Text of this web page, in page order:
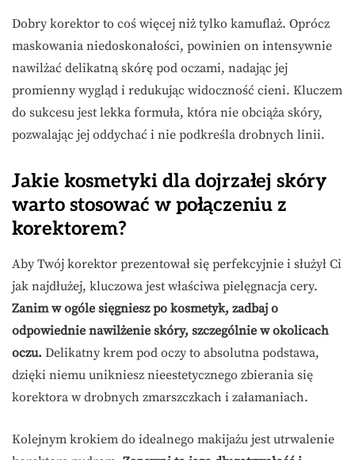
Dobry korektor to coś więcej niż tylko kamuflaż. Oprócz
maskowania niedoskonałości, powinien on intensywnie
nawilżać delikatną skórę pod oczami, nadając jej
promienny wygląd i redukując widoczność cieni. Kluczem
do sukcesu jest lekka formuła, która nie obciąża skóry,
pozwalając jej oddychać i nie podkreśla drobnych linii.
Jakie kosmetyki dla dojrzałej skóry
warto stosować w połączeniu z
korektorem?
Aby Twój korektor prezentował się perfekcyjnie i służył Ci
jak najdłużej, kluczowa jest właściwa pielęgnacja cery.
Zanim w ogóle sięgniesz po kosmetyk, zadbaj o
odpowiednie nawilżenie skóry, szczególnie w okolicach
oczu. Delikatny krem pod oczy to absolutna podstawa,
dzięki niemu unikniesz nieestetycznego zbierania się
korektora w drobnych zmarszczkach i załamaniach.
Kolejnym krokiem do idealnego makijażu jest utrwalenie